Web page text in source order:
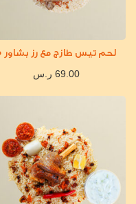
لحم تيس طازج مع رز بشاور 5
69.00 ر.س